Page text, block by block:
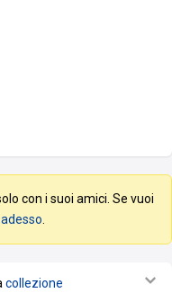
con i suoi amici. Se vuoi
.
collezione